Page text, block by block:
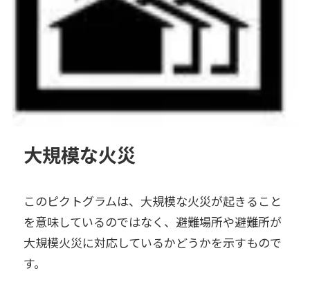
大規模な火災
このピクトグラムは、大規模な火災が起きること
を意味しているのではなく、避難場所や避難所が
大規模火災に対応しているかどうかを示すもので
す。